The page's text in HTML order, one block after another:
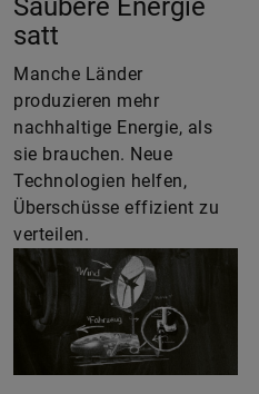
Saubere Energie
satt
Manche Länder
produzieren mehr
nachhaltige Energie, als
sie brauchen. Neue
Technologien helfen,
Überschüsse effizient zu
verteilen.